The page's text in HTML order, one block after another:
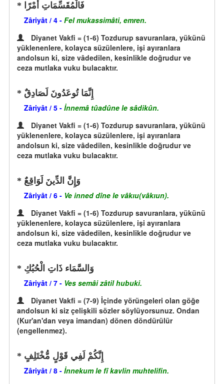
فَالْمُقَسِّمَاتِ أَمْرًا
Zâriyât / 4 - Fel mukassimâti, emren.
Diyanet Vakfi = (1-6) Tozdurup savuranlara, yükünü
yüklenenlere, kolayca süzülenlere, işi ayıranlara
andolsun ki, size vâdedilen, kesinlikle doğrudur ve
ceza mutlaka vuku bulacaktır.
إِنَّمَا تُوعَدُونَ لَصَادِقٌ
Zâriyât / 5 - İnnemâ tûadûne le sâdikûn.
Diyanet Vakfi = (1-6) Tozdurup savuranlara, yükünü
yüklenenlere, kolayca süzülenlere, işi ayıranlara
andolsun ki, size vâdedilen, kesinlikle doğrudur ve
ceza mutlaka vuku bulacaktır.
وَإِنَّ الدِّينَ لَوَاقِعٌ
Zâriyât / 6 - Ve inned dîne le vâkıu(vâkıun).
Diyanet Vakfi = (1-6) Tozdurup savuranlara, yükünü
yüklenenlere, kolayca süzülenlere, işi ayıranlara
andolsun ki, size vâdedilen, kesinlikle doğrudur ve
ceza mutlaka vuku bulacaktır.
وَالسَّمَاء ذَاتِ الْحُبُكِ
Zâriyât / 7 - Ves semâi zâtil hubuki.
Diyanet Vakfi = (7-9) İçinde yörüngeleri olan göğe
andolsun ki siz çelişkili sözler söylüyorsunuz. Ondan
(Kur'an'dan veya imandan) dönen döndürülür
(engellenmez).
إِنَّكُمْ لَفِي قَوْلٍ مُّخْتَلِفٍ
Zâriyât / 8 - İnnekum le fî kavlin muhtelifin.